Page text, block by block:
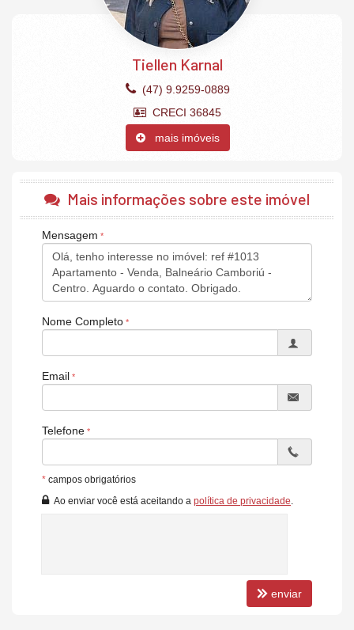
Living Integrado de 64,15m²
Cozinha e Área de Serviço
Sacada Gourmet com churrasqueira a carvão
Infra para Split, Internet, Tv, Interfone.
Bicicletário
Lounge
Medidores de água, luz e gás individuais
Piscina
Playground
Salão de festas
Fachada com pele de vidro
Sistema de vigilância por câmeras
Gerador para áreas comuns
Espaço Happy Hour
Áreas Comuns entregue mobiliadas e decoradas.
Tiellen Karnal
(47) 9.9259-0889
CRECI 36845
mais imóveis
Mais informações sobre este imóvel
Mensagem
Nome Completo
Email
Telefone
* campos obrigatórios
Ao enviar você está aceitando a política de privacidade
enviar